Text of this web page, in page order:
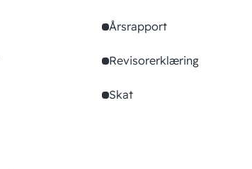
Årsrapport
Revisorerklæring
Skat